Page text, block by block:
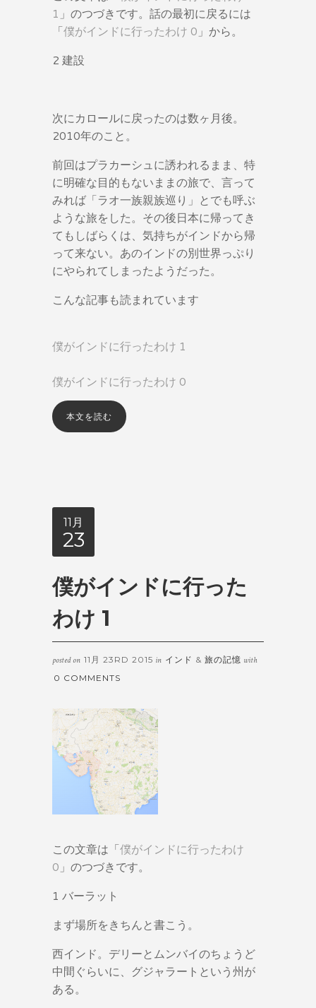
1 」のつづきです。話の最初に戻るには
「僕がインドに行ったわけ 0 」から。
2 建設
次にカロールに戻ったのは数ヶ月後。
2010年のこと。
前回はプラカーシュに誘われるまま、特
に明確な目的もないままの旅で、言って
みれば「ラオ一族親族巡り」とでも呼ぶ
ような旅をした。その後日本に帰ってき
てもしばらくは、気持ちがインドから帰
って来ない。あのインドの別世界っぷり
にやられてしまったようだった。
こんな記事も読まれています
僕がインドに行ったわけ 1
僕がインドに行ったわけ 0
本文を読む
11月
23
僕がインドに行った
わけ 1
posted on 11月 23RD 2015 in インド & 旅の記憶 with
0 COMMENTS
この文章は「僕がインドに行ったわけ
0 」のつづきです。
1 バーラット
まず場所をきちんと書こう。
西インド。デリーとムンバイのちょうど
中間ぐらいに、グジャラートという州が
ある。